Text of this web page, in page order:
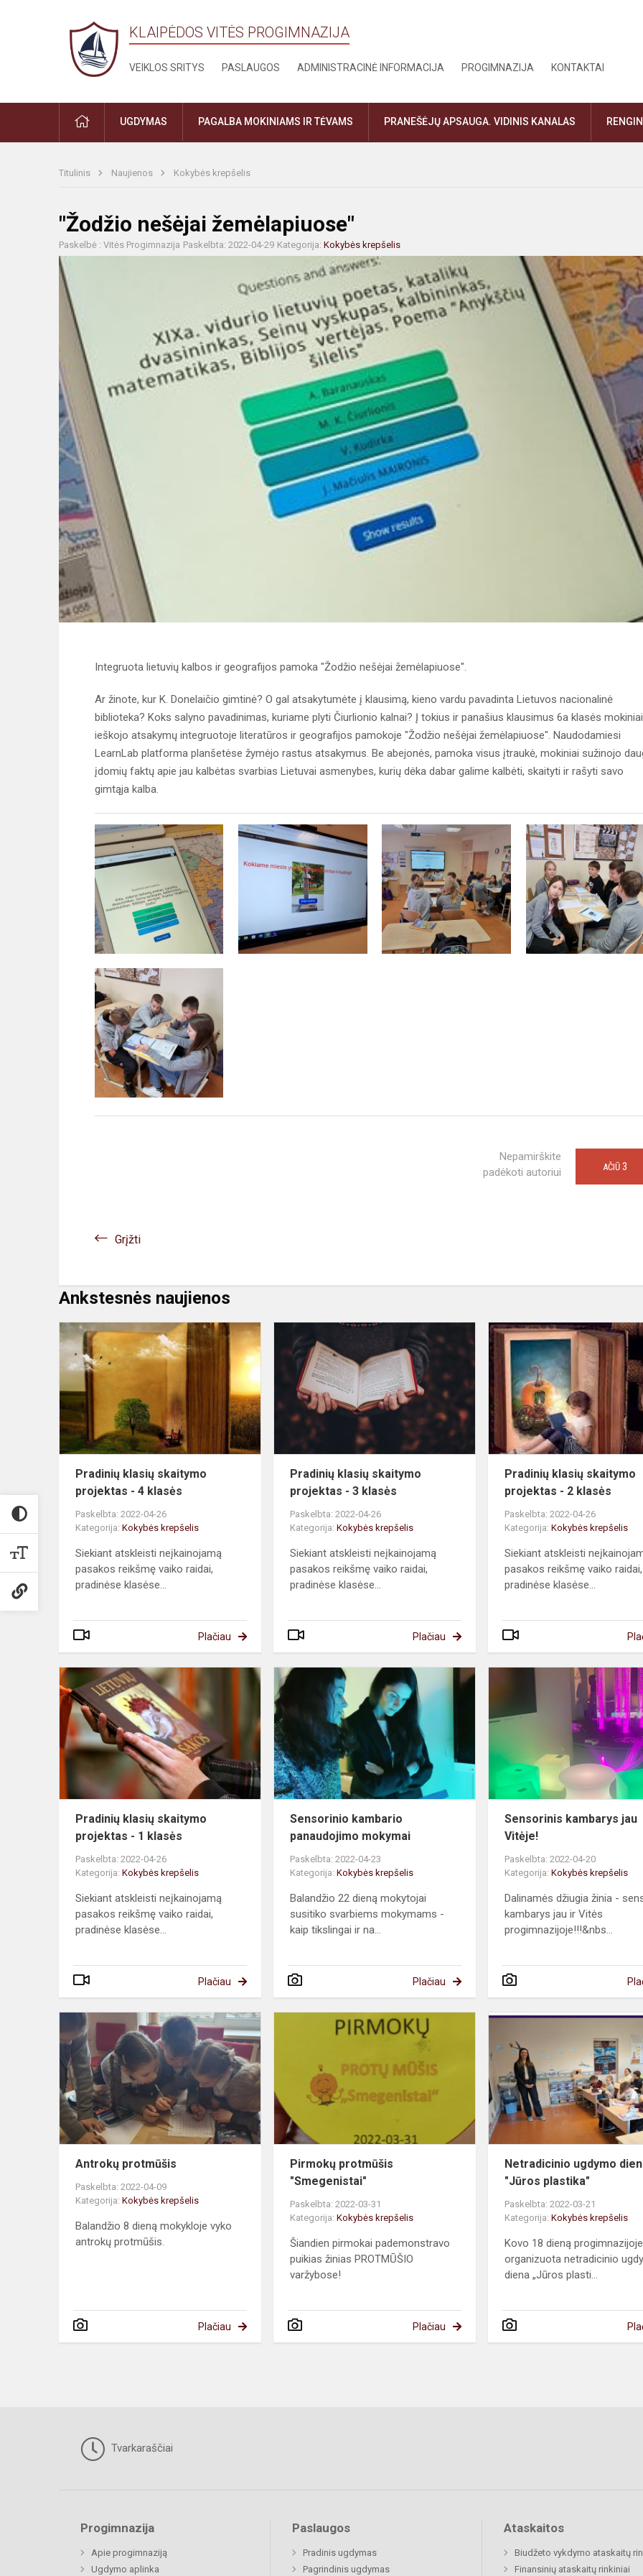
KLAIPĖDOS VITĖS PROGIMNAZIJA
VEIKLOS SRITYS PASLAUGOS ADMINISTRACINĖ INFORMACIJA PROGIMNAZIJA KONTAKTAI
PRADŽIAUGDYMAS PAGALBA MOKINIAMS IR TĖVAMS PRANEŠĖJŲ APSAUGA. VIDINIS KANALAS
Titulinis Naujienos Kokybės krepšelis
"Žodžio nešėjai žemėlapiuose"
Paskelbė : Vitės Progimnazija Paskelbta: 2022-04-29 Kategorija: Kokybės krepšelis
Integruota lietuvių kalbos ir geografijos pamoka "Žodžio nešėjai žemėlapiuose".
Ar žinote, kur K. Donelaičio gimtinė? O gal atsakytumėte į klausimą, kieno vardu pavadinta Lietuvos nacionalinė
biblioteka? Koks salyno pavadinimas, kuriame plyti Čiurlionio kalnai? Į tokius ir panašius klausimus 6a klasės mokiniai
ieškojo atsakymų integruotoje literatūros ir geografijos pamokoje "Žodžio nešėjai žemėlapiuose". Naudodamiesi
LearnLab platforma planšetėse žymėjo rastus atsakymus. Be abejonės, pamoka visus įtraukė, mokiniai sužinojo
įdomių faktų apie jau kalbėtas svarbias Lietuvai asmenybes, kurių dėka dabar galime kalbėti, skaityti ir rašyti savo
gimtąja kalba.
Nepamirškite
padėkoti autoriui
AČIŪ 3
Grįžti
Ankstesnės naujienos
Pradinių
klasių
skaitymo
projektas
-
4
Pradinių klasių skaitymo
projektas - 4 klasės
Paskelbta: 2022-04-26
Kategorija: Kokybės krepšelis
Siekiant atskleisti neįkainojamą
pasakos reikšmę vaiko raidai,
pradinėse klasėse...
Plačiau
Pradinių
klasių
skaitymo
projektas
klasės
Pradinių klasių skaitymo
projektas - 3 klasės
Paskelbta: 2022-04-26
Kategorija:Kokybės krepšelis
Siekiant atskleisti neįkainojamą
pasakos reikšmę vaiko raidai,
pradinėse klasėse...
Plačiau
Pradinių klasių skaitymo
projektas - 2 klasės
Paskelbta: 2022-04-26
Kategorija:Kokybės krepšelis
Siekiant atskleisti
pasakos reikšmę vaiko raidai,
pradinėse klasėse...
Pradinių
klasių
skaitymo
projektas
1
klasės
Pradinių klasių skaitymo
projektas - 1 klasės
Paskelbta: 2022-04-26
Kategorija: Kokybės krepšelis
Siekiant atskleisti neįkainojamą
pasakos reikšmę vaiko raidai,
pradinėse klasėse...
Plačiau
Sensorinio
panaudojimo
mokymai
Sensorinio kambario
panaudojimo mokymai
Paskelbta: 2022-04-23
Kategorija:Kokybės krepšelis
Balandžio 22 dieną mokytojai
susitiko svarbiems mokymams -
kaip tikslingai ir na...
Plačiau
Sensorinis kambarys jau
Vitėje!
Paskelbta: 2022-04-20
Kategorija:Kokybės krepšelis
Dalinamės džiugia žinia -
kambarys jau ir Vitės
progimnazijoje!!!&nbs...
Antrokų
protmūšis
Antrokų protmūšis
Paskelbta: 2022-04-09
Kategorija: Kokybės krepšelis
Balandžio 8 dieną mokykloje vyko
antrokų protmūšis.
Plačiau
Pirmokų
"Smegenistai"
Pirmokų protmūšis
"Smegenistai"
Paskelbta: 2022-03-31
Kategorija:Kokybės krepšelis
Šiandien pirmokai pademonstravo
puikias žinias PROTMŪŠIO
varžybose!
Plačiau
Netradicinio ugdymo
"Jūros plastika"
Paskelbta: 2022-03-21
Kategorija:Kokybės krepšelis
Kovo 18 dieną progimnazijoje
organizuota netradicinio
diena „Jūros plasti...
Tvarkaraščiai
Progimnazija
Apie progimnaziją
Ugdymo aplinka
Paslaugos
Pradinis ugdymas
Pagrindinis ugdymas
Ataskaitos
Biudžeto vykdymo ataskaitų
Finansinių ataskaitų rinkiniai